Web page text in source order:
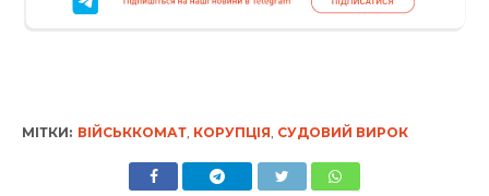
МІТКИ: ВІЙСЬККОМАТ, КОРУПЦІЯ, СУДОВИЙ ВИРОК